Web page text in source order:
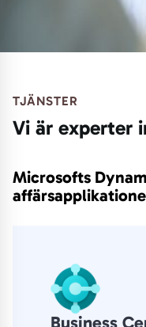
TJÄNSTER
Vi är experter
Microsofts
Business